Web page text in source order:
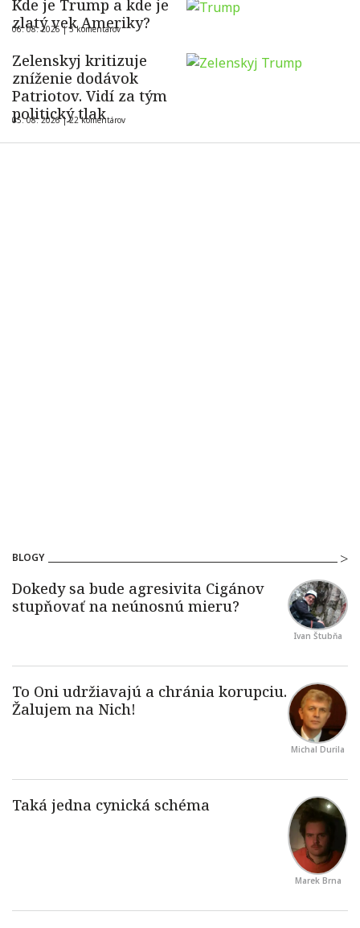
Kde je Trump a kde je
zlatý vek Ameriky?
06. 08. 2026 |5 komentárov
Zelenskyj kritizuje
zníženie dodávok
Patriotov. Vidí za tým
politický tlak
05. 08. 2026 |22 komentárov
BLOGY
Ivan Štubňa
Michal Durila
Marek Brna